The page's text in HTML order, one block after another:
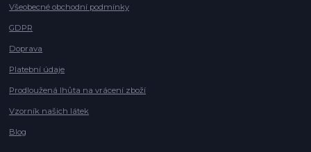
Všeobecné obchodní podmínky
GDPR
Doprava
Platební údaje
Prodloužená lhůta na vrácení zboží
Vzorník našich látek
Blog